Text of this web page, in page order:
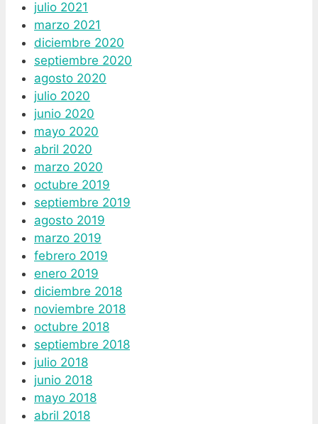
julio 2021
marzo 2021
diciembre 2020
septiembre 2020
agosto 2020
julio 2020
junio 2020
mayo 2020
abril 2020
marzo 2020
octubre 2019
septiembre 2019
agosto 2019
marzo 2019
febrero 2019
enero 2019
diciembre 2018
noviembre 2018
octubre 2018
septiembre 2018
julio 2018
junio 2018
mayo 2018
abril 2018